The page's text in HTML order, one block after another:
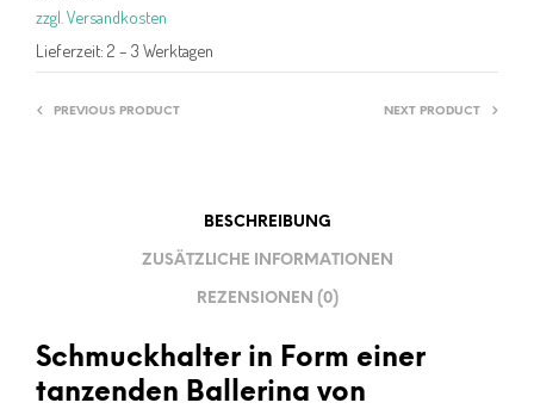
zzgl. Versandkosten
Lieferzeit: 2 – 3 Werktagen
PREVIOUS PRODUCT NEXT PRODUCT
BESCHREIBUNG
ZUSÄTZLICHE INFORMATIONEN
REZENSIONEN (0)
Schmuckhalter in Form einer
tanzenden Ballerina von